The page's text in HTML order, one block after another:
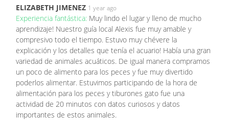
ELIZABETH JIMENEZ 1 year ago
Experiencia fantástica: Muy lindo el lugar y lleno de mucho
aprendizaje! Nuestro guía local Alexis fue muy amable y
compresivo todo el tiempo. Estuvo muy chévere la
explicación y los detalles que tenía el acuario! Había una gran
variedad de animales acuáticos. De igual manera compramos
un poco de alimento para los peces y fue muy divertido
poderlos alimentar. Estuvimos participando de la hora de
alimentación para los peces y tiburones gato fue una
actividad de 20 minutos con datos curiosos y datos
importantes de estos animales.